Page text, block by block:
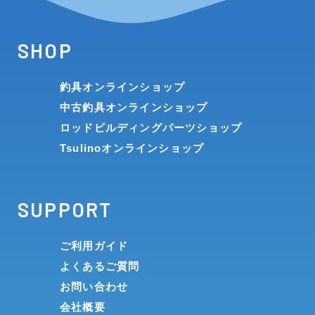
SHOP
釣具オンラインショップ
中古釣具オンラインショップ
ロッドビルディングパーツショップ
Tsulinoオンラインショップ
SUPPORT
ご利用ガイド
よくあるご質問
お問い合わせ
会社概要